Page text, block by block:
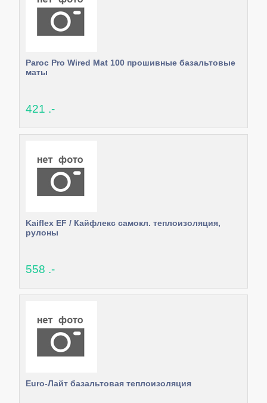
Paroc Pro Wired Mat 100 прошивные базальтовые
маты
421 .-
Kaiflex EF / Кайфлекс самокл. теплоизоляция,
рулоны
558 .-
Euro-Лайт базальтовая теплоизоляция